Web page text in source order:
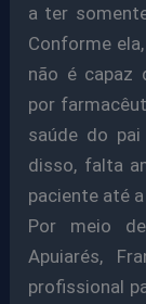
a ter
Conforme
não é capaz
por
saúde do
disso, falta
paciente até
Por meio
Apuiarés,
profissional